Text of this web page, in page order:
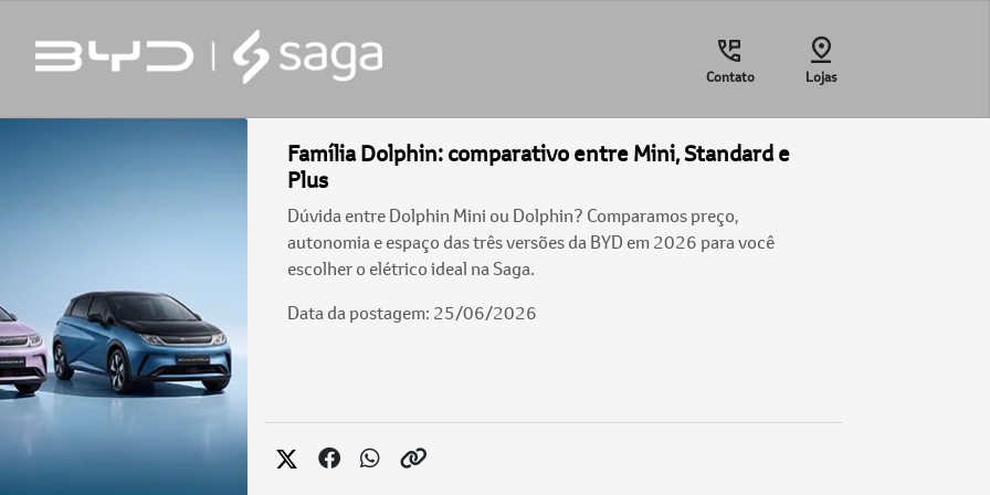
Contato Lojas
Família Dolphin: comparativo entre Mini, Standard e
Plus
Dúvida entre Dolphin Mini ou Dolphin? Comparamos preço,
autonomia e espaço das três versões da BYD em 2026 para você
escolher o elétrico ideal na Saga.
Data da postagem: 25/06/2026